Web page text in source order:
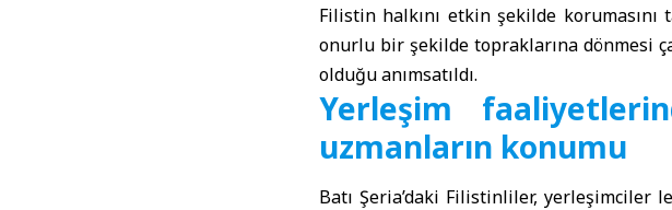
Filistin halkını etkin şekilde
onurlu bir şekilde topraklarına dönmesi
olduğu anımsatıldı.
Yerleşim
uzmanların konumu
Batı Şeria’daki Filistinliler, yerleşimciler